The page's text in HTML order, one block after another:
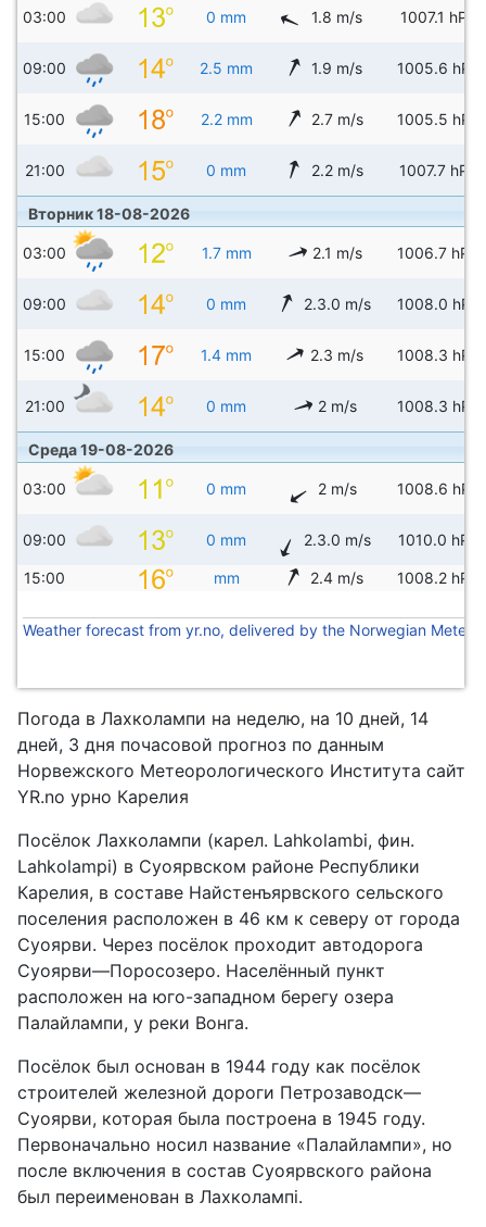
03:00 0 mm 1.8 m/s 1007.1 hPa
09:00 2.5 mm 1.9 m/s 1005.6 hPa
15:00 2.2 mm 2.7 m/s 1005.5 hPa
21:00 0 mm 2.2 m/s 1007.7 hPa
Вторник 18-08-2026
03:00 1.7 mm 2.1 m/s 1006.7 hPa
09:00 0 mm 2.3.0 m/s 1008.0 hPa
15:00 1.4 mm 2.3 m/s 1008.3 hPa
21:00 0 mm 2 m/s 1008.3 hPa
Среда 19-08-2026
03:00 0 mm 2 m/s 1008.6 hPa
09:00 0 mm 2.3.0 m/s 1010.0 hPa
15:00 mm 2.4 m/s 1008.2 hPa
Weather forecast from yr.no, delivered by the Norwegian
Погода в Лахколампи на неделю, на 10 дней, 14
дней, 3 дня почасовой прогноз по данным
Норвежского Метеорологического Института сайт
YR.no урно Карелия
Посёлок Лахколампи (карел. Lahkolambi, фин.
Lahkolampi) в Суоярвском районе Республики
Карелия, в составе Найстенъярвского сельского
поселения расположен в 46 км к северу от города
Суоярви. Через посёлок проходит автодорога
Суоярви—Поросозеро. Населённый пункт
расположен на юго-западном берегу озера
Палайлампи, у реки Вонга.
Посёлок был основан в 1944 году как посёлок
строителей железной дороги Петрозаводск—
Суоярви, которая была построена в 1945 году.
Первоначально носил название «Палайлампи», но
после включения в состав Суоярвского района
был переименован в Лахколампi.